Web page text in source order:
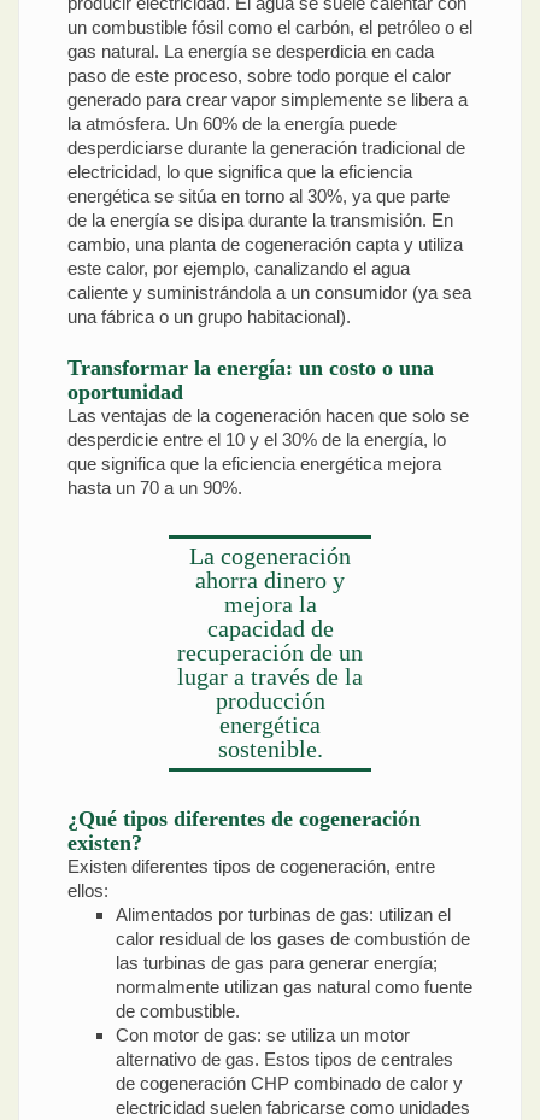
un combustible fósil como el carbón, el petróleo o el
gas natural. La energía se desperdicia en cada
paso de este proceso, sobre todo porque el calor
generado para crear vapor simplemente se libera a
la atmósfera. Un 60% de la energía puede
desperdiciarse durante la generación tradicional de
electricidad, lo que significa que la eficiencia
energética se sitúa en torno al 30%, ya que parte
de la energía se disipa durante la transmisión. En
cambio, una planta de cogeneración capta y utiliza
este calor, por ejemplo, canalizando el agua
caliente y suministrándola a un consumidor (ya sea
una fábrica o un grupo habitacional).
Transformar la energía: un costo o una
oportunidad
Las ventajas de la cogeneración hacen que solo se
desperdicie entre el 10 y el 30% de la energía, lo
que significa que la eficiencia energética mejora
hasta un 70 a un 90%.
La cogeneración
ahorra dinero y
mejora la
capacidad de
recuperación de un
lugar a través de la
producción
energética
sostenible.
¿Qué tipos diferentes de cogeneración
existen?
Existen diferentes tipos de cogeneración, entre
ellos:
Alimentados por turbinas de gas: utilizan el
calor residual de los gases de combustión de
las turbinas de gas para generar energía;
normalmente utilizan gas natural como fuente
de combustible.
Con motor de gas: se utiliza un motor
alternativo de gas. Estos tipos de centrales
de cogeneración CHP combinado de calor y
electricidad suelen fabricarse como unidades